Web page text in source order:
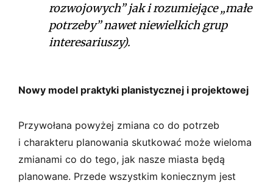
rozwojowych” jak i rozumiejące „małe
potrzeby” nawet niewielkich grup
interesariuszy).
Nowy model praktyki planistycznej i projektowej
Przywołana powyżej zmiana co do potrzeb
i charakteru planowania skutkować może wieloma
zmianami co do tego, jak nasze miasta będą
planowane. Przede wszystkim koniecznym jest